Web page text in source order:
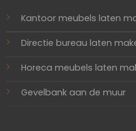
Kantoor meubels laten
Directie bureau laten
Horeca meubels laten
Gevelbank aan de muur